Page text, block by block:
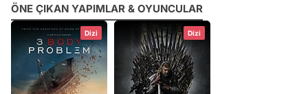
ÖNE ÇIKAN YAPIMLAR & OYUNCULAR
Dizi Dizi